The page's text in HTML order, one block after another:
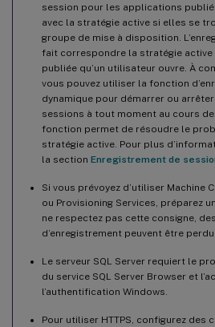
session pour les applications
avec la stratégie active si elles se
groupe de mise à disposition.
fait correspondre la stratégie
publiée qu’un utilisateur ouvre. À
vous pouvez utiliser la fonction
dynamique pour démarrer ou
sessions à tout moment au cours
fonction permet de résoudre le
stratégie active. Pour plus
la section Enregistrement de
Si vous prévoyez d’utiliser Machine
ou Provisioning Services, préparez
ne respectez pas cette consigne,
d’enregistrement peuvent être
Le serveur SQL Server requiert le
du service SQL Server Browser et
l’authentification Windows.
Pour utiliser HTTPS, configurez des